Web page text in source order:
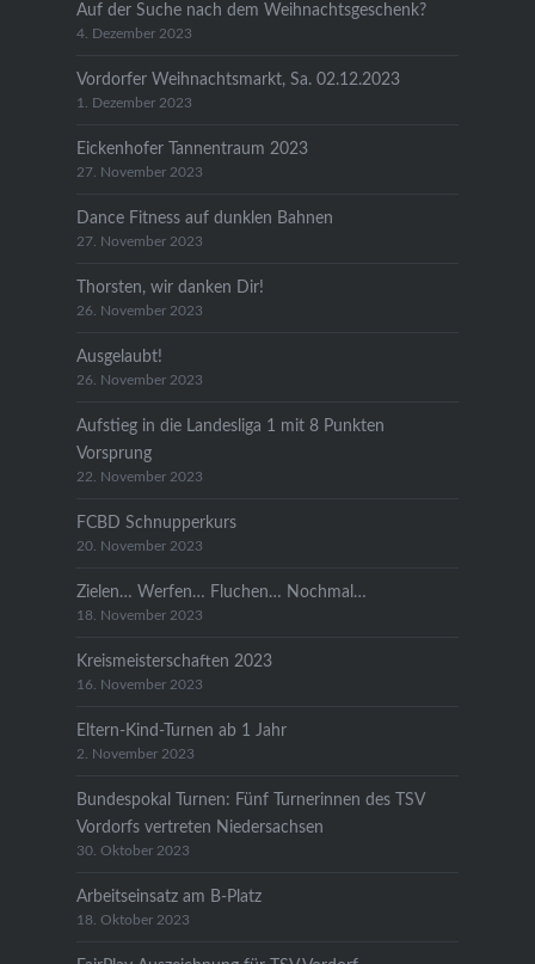
Auf der Suche nach dem Weihnachtsgeschenk?
4. Dezember 2023
Vordorfer Weihnachtsmarkt, Sa. 02.12.2023
1. Dezember 2023
Eickenhofer Tannentraum 2023
27. November 2023
Dance Fitness auf dunklen Bahnen
27. November 2023
Thorsten, wir danken Dir!
26. November 2023
Ausgelaubt!
26. November 2023
Aufstieg in die Landesliga 1 mit 8 Punkten
Vorsprung
22. November 2023
FCBD Schnupperkurs
20. November 2023
Zielen… Werfen… Fluchen… Nochmal…
18. November 2023
Kreismeisterschaften 2023
16. November 2023
Eltern-Kind-Turnen ab 1 Jahr
2. November 2023
Bundespokal Turnen: Fünf Turnerinnen des TSV
Vordorfs vertreten Niedersachsen
30. Oktober 2023
Arbeitseinsatz am B-Platz
18. Oktober 2023